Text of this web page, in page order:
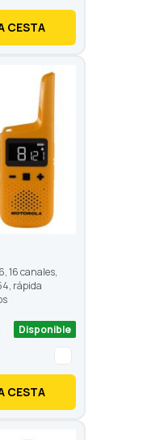
CESTA
16 canales,
rápida
Disponible
CESTA